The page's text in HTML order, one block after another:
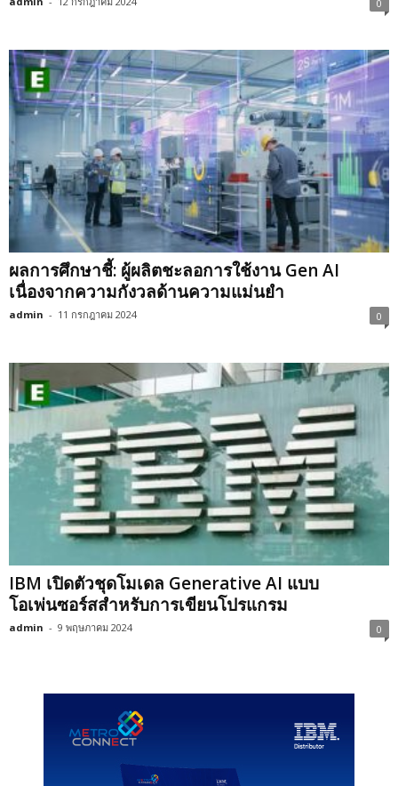
0
ผลการศึกษาชี้: ผู้ผลิตชะลอการใช้งาน Gen AI
เนื่องจากความกังวลด้านความแม่นยำ
admin - 11 กรกฎาคม 2024 0
IBM เปิดตัวชุดโมเดล Generative AI แบบ
โอเพ่นซอร์สสำหรับการเขียนโปรแกรม
admin - 9 พฤษภาคม 2024 0